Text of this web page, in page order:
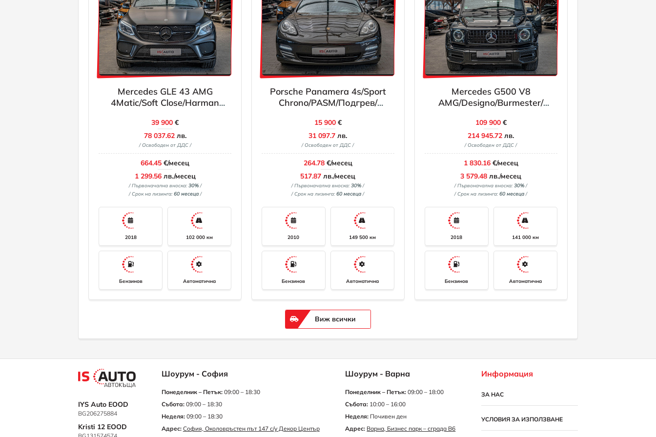
Mercedes GLE 43 AMG
4Matic/Soft Close/Harman
360/Ambient/Blind Assist
39 900 €
78 037.62лв.
/ Освободен от ДДС /
664.45 €/месец
1 299.56лв./месец
/ Първоначална вноска: 30%/
/ Срок на лизинга: 60 месеца/
2018 102 000 км
Бензинов Автоматична
Porsche Panamera 4s/Sport
Chrono/PASM/Подгрев/
15 900€
31 097.7 лв.
/ Освободен от ДДС /
264.78€/месец
517.87 лв./месец
/ Първоначална вноска:30%/
/ Срок на лизинга:60 месеца /
2010 149 500 км
Бензинов Автоматична
Mercedes G500 V8
AMG/Designo/Burmester/
Алкантар/Камера 360
109 900€
214 945.72 лв.
/ Освободен от ДДС /
1 830.16€/месец
3 579.48 лв./месец
/ Първоначална вноска:30%/
/ Срок на лизинга:60 месеца /
2018 141 000 км
Бензинов Автоматична
Виж всички
IYS Auto EOOD
BG206275884
Kristi 12 EOOD
BG131574574
Шоурум - София
Понеделник – Петък:09:00 – 18:30
Събота:09:00 – 18:30
Неделя:09:00 – 18:30
Адрес: София, Околовръстен път 147 с/у Декор Център
Шоурум - Варна
Понеделник – Петък: 09:00 – 18:00
Събота: 10:00 – 16:00
Неделя: Почивен ден
Адрес: Варна, Бизнес парк – сграда B6
Информация
ЗА НАС
УСЛОВИЯ ЗА ИЗПОЛЗВАНЕ